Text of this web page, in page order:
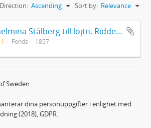
Sort by: Relevance
Direction: Ascending
Brev från Wilhelmina Stålberg till löjtn. Ridderstad 1857
Fonds 1857
Sweden
dina personuppgifter i enlighet med
(2018), GDPR.